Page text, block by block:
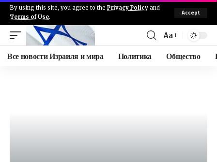
By using this site, you agree to the Privacy Policy and
Terms of Use.
Accept
Aa
Все новости Израиля и мира Политика Общество